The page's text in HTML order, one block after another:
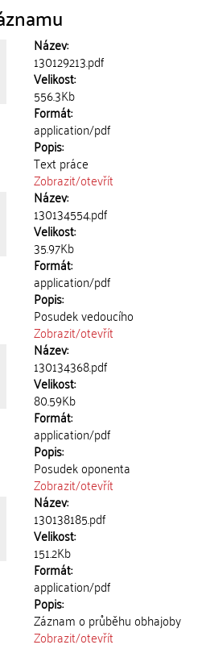
Název:
130129213.pdf
Velikost:
556.3Kb
Formát:
application/pdf
Popis:
Text práce
Zobrazit/otevřít
Název:
130134554.pdf
Velikost:
35.97Kb
Formát:
application/pdf
Popis:
Posudek vedoucího
Zobrazit/otevřít
Název:
130134368.pdf
Velikost:
80.59Kb
Formát:
application/pdf
Popis:
Posudek oponenta
Zobrazit/otevřít
Název:
130138185.pdf
Velikost:
151.2Kb
Formát:
application/pdf
Popis:
Záznam o průběhu obhajoby
Zobrazit/otevřít